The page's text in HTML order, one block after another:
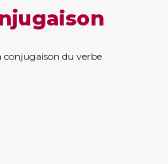
conjugaison du verbe